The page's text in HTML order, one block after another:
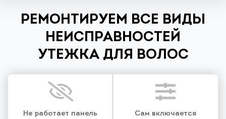
РЕМОНТИРУЕМ ВСЕ ВИДЫ
НЕИСПРАВНОСТЕЙ
УТЕЖКА ДЛЯ ВОЛОС
Не работает панель Сам включается